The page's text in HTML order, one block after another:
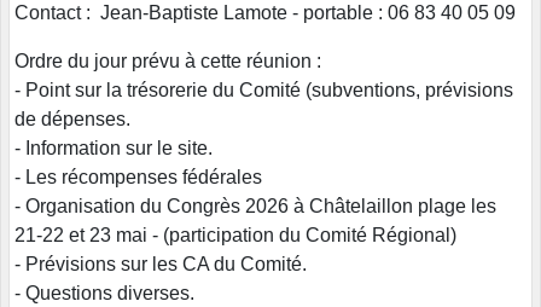
Contact : Jean-Baptiste Lamote - portable : 06 83 40 05 09
Ordre du jour prévu à cette réunion :
- Point sur la trésorerie du Comité (subventions, prévisions
de dépenses.
- Information sur le site.
- Les récompenses fédérales
- Organisation du Congrès 2026 à Châtelaillon plage les
21-22 et 23 mai - (participation du Comité Régional)
- Prévisions sur les CA du Comité.
- Questions diverses.